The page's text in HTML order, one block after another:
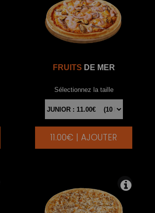
FRUITS DE MER
Sélectionnez la taille
|
11.00€ | AJOUTER